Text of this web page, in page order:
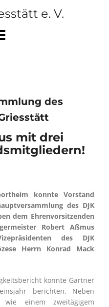
e. V.
des
mit drei
konnte Vorstand
des DJK
dem Ehrenvorsitzenden
Robert Aßmus
des DJK
Herrn Konrad Mack
konnte Gartner
berichten. Neben
wie einem zweitägigem